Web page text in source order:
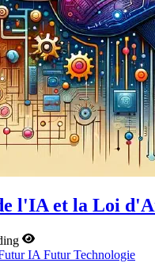
l'IA et la Loi
IA FuturTechnologie